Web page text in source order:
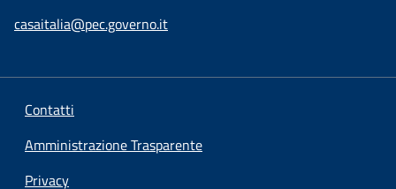
casaitalia@pec.governo.it
Contatti
Amministrazione Trasparente
Privacy